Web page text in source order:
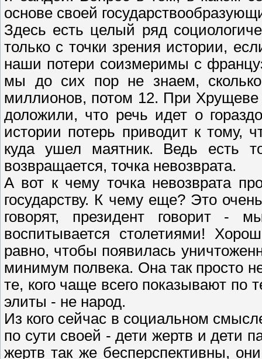
основе своей
Здесь есть целый ряд
только с точки зрения истории,
наши потери соизмеримы с
мы до сих пор не знаем,
миллионов, потом 12. При
доложили, что речь идет о
истории потерь приводит к тому,
куда ушел маятник. Ведь есть
возвращается, точка невозврата.
А вот к чему точка невозврата
государству. К чему еще? Это
говорят, президент говорит -
воспитывается столетиями!
равно, чтобы появилась
минимум полвека. Она так просто
те, кого чаще всего показывают по
элиты - не народ.
Из кого сейчас в социальном
по сути своей - дети жертв и дети
жертв так же бесперспективны,